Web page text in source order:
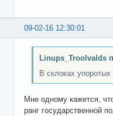
09-02-16 12:30:01
Linups_Troolvalds
В склоках упоротых
Мне одному кажется,
ранг государственной